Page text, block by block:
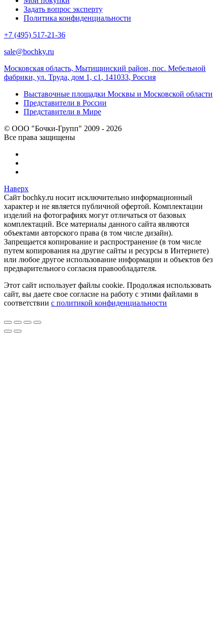
Задать вопрос эксперту
Политика конфиденциальности
+7 (495) 517-21-36
sale@bochky.ru
Московская область, Мытищинский район, пос. Мебельной
фабрики, ул. Труда, дом 1, с1 , 141033, Россия
Выставочные площадки Москвы и Московской области
Представители в России
Представители в Мире
© ООО "Бочки-Групп" 2009 - 2026
Все права защищены
Наверх
Сайт bochky.ru носит исключительно информационный
характер и не является публичной офертой. Комплектации
изделий на фотографиях могут отличаться от базовых
комплектаций. Все материалы данного сайта являются
объектами авторского права (в том числе дизайн).
Запрещается копирование и распространение (в том числе
путем копирования на другие сайты и ресурсы в Интернете)
или любое другое использование информации и объектов без
предварительного согласия правообладателя.
Этот сайт использует файлы cookie. Продолжая использовать
сайт, вы даете свое согласие на работу с этими файлами в
соответствии с политикой конфиденциальности